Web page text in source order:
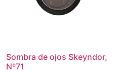
Sombra de ojos Skeyndor,
Nº71